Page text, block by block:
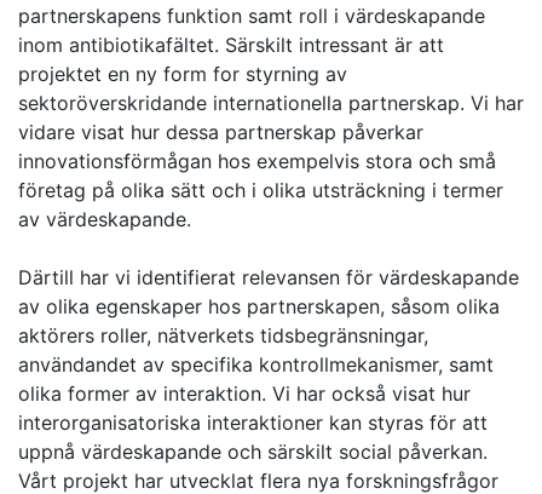
partnerskapens funktion samt roll i värdeskapande
inom antibiotikafältet. Särskilt intressant är att
projektet en ny form for styrning av
sektoröverskridande internationella partnerskap. Vi har
vidare visat hur dessa partnerskap påverkar
innovationsförmågan hos exempelvis stora och små
företag på olika sätt och i olika utsträckning i termer
av värdeskapande.
Därtill har vi identifierat relevansen för värdeskapande
av olika egenskaper hos partnerskapen, såsom olika
aktörers roller, nätverkets tidsbegränsningar,
användandet av specifika kontrollmekanismer, samt
olika former av interaktion. Vi har också visat hur
interorganisatoriska interaktioner kan styras för att
uppnå värdeskapande och särskilt social påverkan.
Vårt projekt har utvecklat flera nya forskningsfrågor